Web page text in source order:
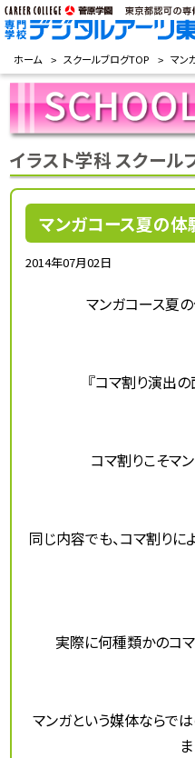
ホーム スクールブログTOP マン
イラスト学科 スクール
マンガコース夏の
2014年07月02日
マンガコース夏
『コマ割り演出
コマ割りこそマ
同じ内容でも、コマ割り
実際に何種類かのコ
マンガという媒体ならで